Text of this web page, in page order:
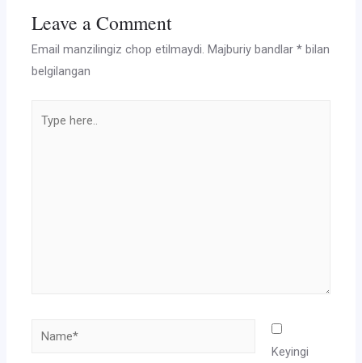
Leave a Comment
Email manzilingiz chop etilmaydi. Majburiy bandlar* bilan
belgilangan
here..
Name*
Keyingi